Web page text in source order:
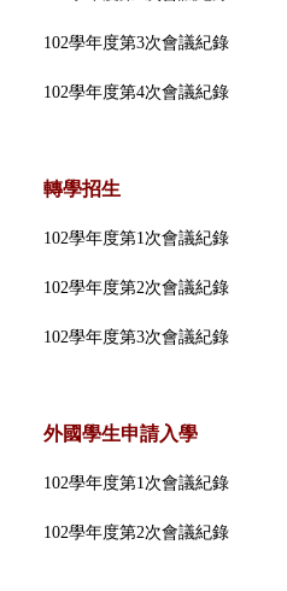
102學年度第3次會議紀錄
102學年度第4次會議紀錄
轉學招生
102學年度第1次會議紀錄
102學年度第2次會議紀錄
102學年度第3次會議紀錄
外國學生申請入學
102學年度第1次會議紀錄
102學年度第2次會議紀錄